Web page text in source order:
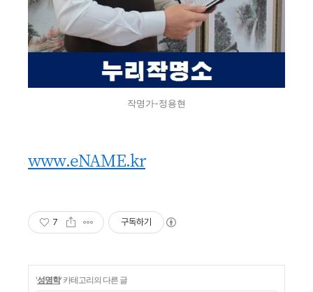
작명가-정용현
www.eNAME.kr
7 구독하기
'성명학' 카테고리의 다른 글